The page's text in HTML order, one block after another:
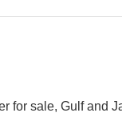
for sale, Gulf and